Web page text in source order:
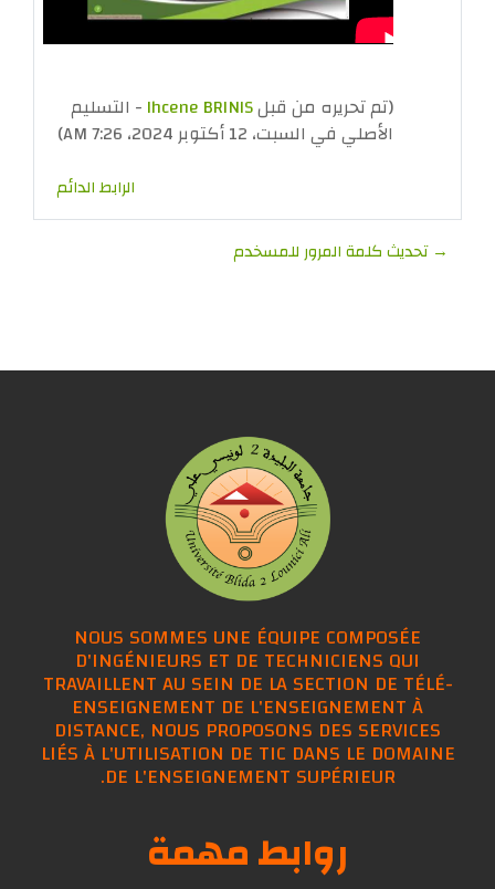
الفيديو
(تم تحريره من قبلIhcene BRINIS - التسليم
الأصلي في السبت، 12 أكتوبر 2024، 7:26 AM)
الرابط الدائم
→ تحديث كلمة المرور للمسخدم
NOUS SOMMES UNE ÉQUIPE COMPOSÉE
D'INGÉNIEURS ET DE TECHNICIENS QUI
TRAVAILLENT AU SEIN DE LA SECTION DE TÉLÉ-
ENSEIGNEMENT DE L'ENSEIGNEMENT À
DISTANCE, NOUS PROPOSONS DES SERVICES
LIÉS À L'UTILISATION DE TIC DANS LE DOMAINE
DE L'ENSEIGNEMENT SUPÉRIEUR.
روابط مهمة